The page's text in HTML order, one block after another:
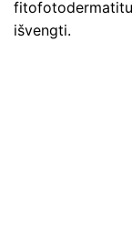
išvengti.